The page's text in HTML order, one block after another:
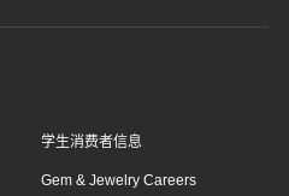
学生消费者信息
Gem & Jewelry Careers